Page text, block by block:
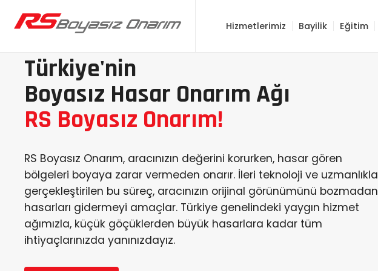
atla
Hizmetlerimiz Bayilik Eğitim
Türkiye'nin
Boyasız Hasar Onarım Ağı
RS Boyasız Onarım!
RS Boyasız Onarım, aracınızın değerini korurken, hasar gören
bölgeleri boyaya zarar vermeden onarır. İleri teknoloji ve uzmanlıkla
gerçekleştirilen bu süreç, aracınızın orijinal görünümünü bozmadan
hasarları gidermeyi amaçlar. Türkiye genelindeki yaygın hizmet
ağımızla, küçük göçüklerden büyük hasarlara kadar tüm
ihtiyaçlarınızda yanınızdayız.